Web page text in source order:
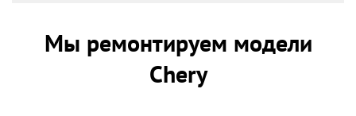
Мы ремонтируем модели
Chery